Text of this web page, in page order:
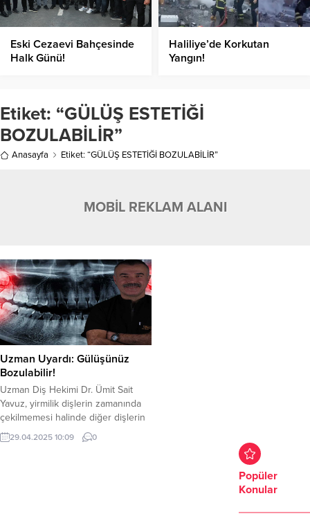
Eski Cezaevi Bahçesinde
Halk Günü!
Haliliye’de Korkutan
Yangın!
Etiket: “GÜLÜŞ ESTETİĞİ
BOZULABİLİR”
Anasayfa Etiket: “GÜLÜŞ ESTETİĞİ BOZULABİLİR”
MOBİL REKLAM ALANI
Uzman Uyardı: Gülüşünüz
Bozulabilir!
Uzman Diş Hekimi Dr. Ümit Sait
Yavuz, yirmilik dişlerin zamanında
çekilmemesi halinde diğer dişlerin
formunu bozabileceği ve gülüş
estetiğini olumsuz etkileyebileceği
29.04.2025 10:09 0
Popüler
Konular